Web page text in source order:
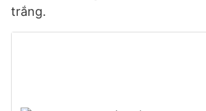
trắng.